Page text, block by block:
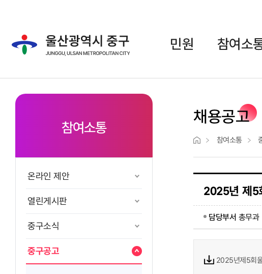
민원 참여소
참여소통
온라인 제안
열린게시판
중구소식
중구공고
채용공고
참여소통
2025년 제5
담당부서 총무과
2025년제5회울산